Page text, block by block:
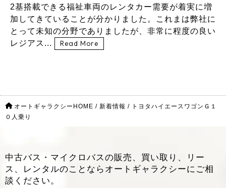
2基搭載できる福祉車両のレンタカー需要が着実に増
加してきていることが分かりました。これまは弊社に
とって未知の分野でありましたが、非常に程度の良い
レジアス...
Read More
オートギャラクシーHOME / 新着情報 / トヨタハイエースワゴンＧ１
０人乗り
中古バス・マイクロバスの販売、買い取り、リー
ス、レンタルのことなら オートギャラクシーにご相
談ください。